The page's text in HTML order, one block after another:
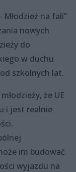
Młodzież na fali”
nowych
do
w duchu
szkolnych lat.
że UE
i jest realnie
im budować
wyjazdu na